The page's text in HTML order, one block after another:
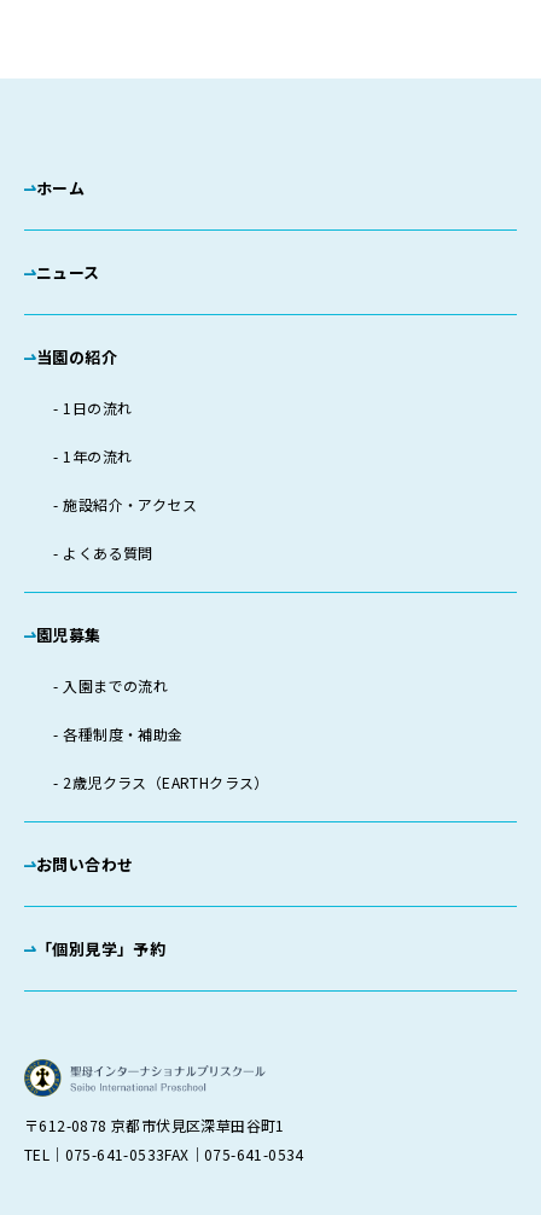
ホーム
ニュース
当園の紹介
1日の流れ
1年の流れ
施設紹介・アクセス
よくある質問
園児募集
入園までの流れ
各種制度・補助金
2歳児クラス（EARTHクラス）
お問い合わせ
「個別見学」予約
〒612-0878 京都市伏見区深草田谷町1
TEL｜075-641-0533FAX｜075-641-0534